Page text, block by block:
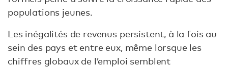
populations jeunes.
Les inégalités de revenus persistent, à la fois au
sein des pays et entre eux, même lorsque les
chiffres globaux de l’emploi semblent